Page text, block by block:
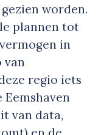
worden.
plannen tot
in
van
regio iets
van data,